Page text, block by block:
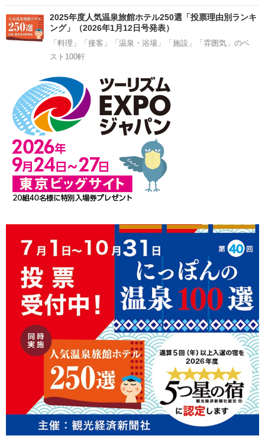
2025年度人気温泉旅館ホテル250選「投票理由別ランキ
ング」（2026年1月12日号発表）
「料理」「接客」「温泉・浴場」「施設」「雰囲気」のベ
スト100軒